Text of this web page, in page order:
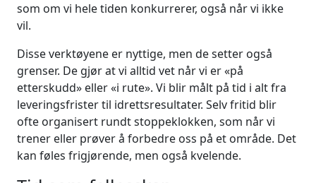
som om vi hele tiden konkurrerer, også når vi ikke
vil.
Disse verktøyene er nyttige, men de setter også
grenser. De gjør at vi alltid vet når vi er «på
etterskudd» eller «i rute». Vi blir målt på tid i alt fra
leveringsfrister til idrettsresultater. Selv fritid blir
ofte organisert rundt stoppeklokken, som når vi
trener eller prøver å forbedre oss på et område. Det
kan føles frigjørende, men også kvelende.